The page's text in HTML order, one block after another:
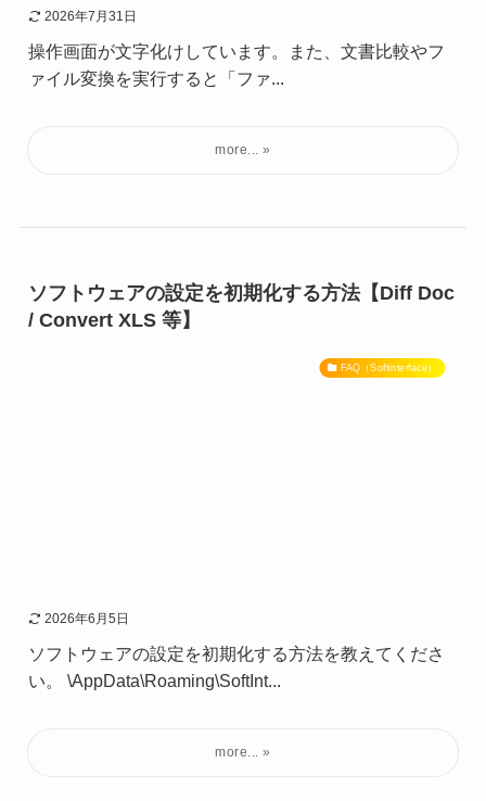
2026年7月31日
操作画面が文字化けしています。また、文書比較やフ
ァイル変換を実行すると「ファ...
ソフトウェアの設定を初期化する方法【Diff Doc
/ Convert XLS 等】
FAQ（Softinterface）
2026年6月5日
ソフトウェアの設定を初期化する方法を教えてくださ
い。 \AppData\Roaming\SoftInt...